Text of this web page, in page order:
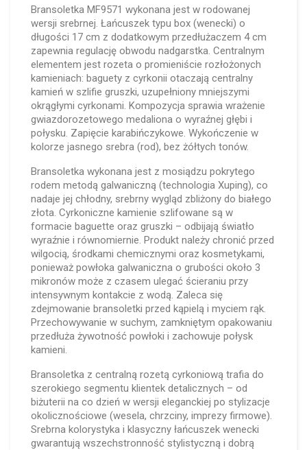
Bransoletka MF9571 wykonana jest w rodowanej
wersji srebrnej. Łańcuszek typu box (wenecki) o
długości 17 cm z dodatkowym przedłużaczem 4 cm
zapewnia regulację obwodu nadgarstka. Centralnym
elementem jest rozeta o promieniście rozłożonych
kamieniach: baguety z cyrkonii otaczają centralny
kamień w szlifie gruszki, uzupełniony mniejszymi
okrągłymi cyrkonami. Kompozycja sprawia wrażenie
gwiazdorozetowego medaliona o wyraźnej głębi i
połysku. Zapięcie karabińczykowe. Wykończenie w
kolorze jasnego srebra (rod), bez żółtych tonów.
Bransoletka wykonana jest z mosiądzu pokrytego
rodem metodą galwaniczną (technologia Xuping), co
nadaje jej chłodny, srebrny wygląd zbliżony do białego
złota. Cyrkoniczne kamienie szlifowane są w
formacie baguette oraz gruszki – odbijają światło
wyraźnie i równomiernie. Produkt należy chronić przed
wilgocią, środkami chemicznymi oraz kosmetykami,
ponieważ powłoka galwaniczna o grubości około 3
mikronów może z czasem ulegać ścieraniu przy
intensywnym kontakcie z wodą. Zaleca się
zdejmowanie bransoletki przed kąpielą i myciem rąk.
Przechowywanie w suchym, zamkniętym opakowaniu
przedłuża żywotność powłoki i zachowuje połysk
kamieni.
Bransoletka z centralną rozetą cyrkoniową trafia do
szerokiego segmentu klientek detalicznych – od
biżuterii na co dzień w wersji eleganckiej po stylizacje
okolicznościowe (wesela, chrzciny, imprezy firmowe).
Srebrna kolorystyka i klasyczny łańcuszek wenecki
gwarantują wszechstronność stylistyczną i dobrą